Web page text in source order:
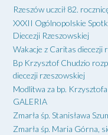
Rzeszów uczcił 82.
XXXII Ogólnopolskie
Diecezji Rzeszowskiej
Wakacje z Caritas diecezji
Bp Krzysztof Chudzio
diecezji rzeszowskiej
Modlitwa za bp.
GALERIA
Zmarła śp. Stanisława
Zmarła śp. Maria Górna,